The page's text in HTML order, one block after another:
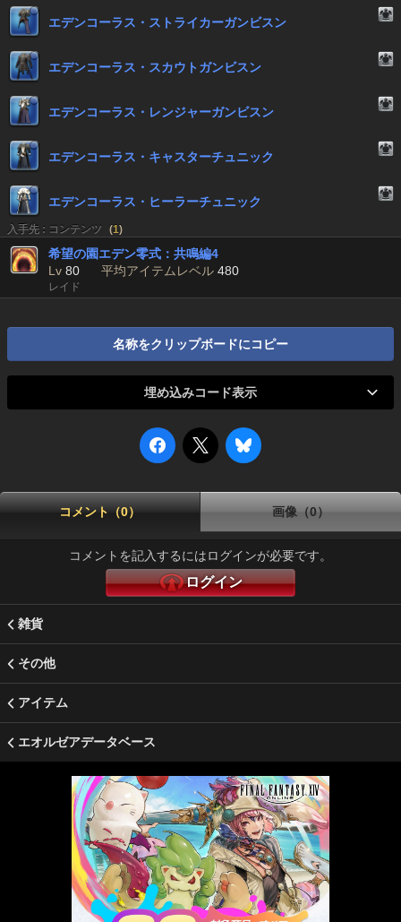
エデンコーラス・ストライカーガンビスン
エデンコーラス・スカウトガンビスン
エデンコーラス・レンジャーガンビスン
エデンコーラス・キャスターチュニック
エデンコーラス・ヒーラーチュニック
入手先 : コンテンツ (1)
希望の園エデン零式：共鳴編4
Lv 80 平均アイテムレベル 480
レイド
名称をクリップボードにコピー
埋め込みコード表示
コメント（0） 画像（0）
コメントを記入するにはログインが必要です。
ログイン
雑貨
その他
アイテム
エオルゼアデータベース